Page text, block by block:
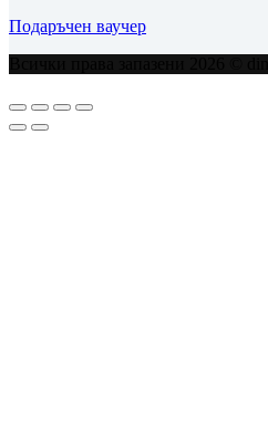
Подаръчен ваучер